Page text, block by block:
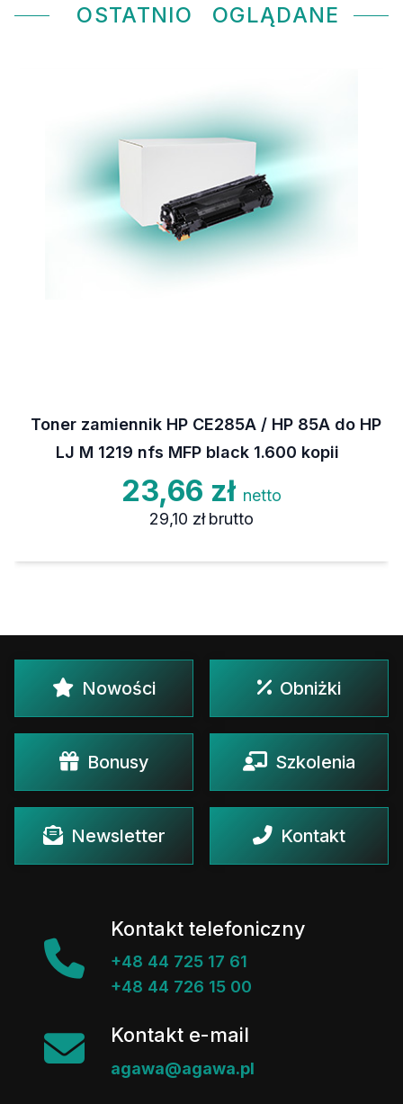
OSTATNIO OGLĄDANE
Toner zamiennik HP CE285A / HP 85A do HP
LJ M 1219 nfs MFP black 1.600 kopii
23,66 zł netto
29,10 zł brutto
Nowości Obniżki
Bonusy Szkolenia
Newsletter Kontakt
Kontakt telefoniczny
+48 44 725 17 61
+48 44 726 15 00
Kontakt e-mail
agawa@agawa.pl